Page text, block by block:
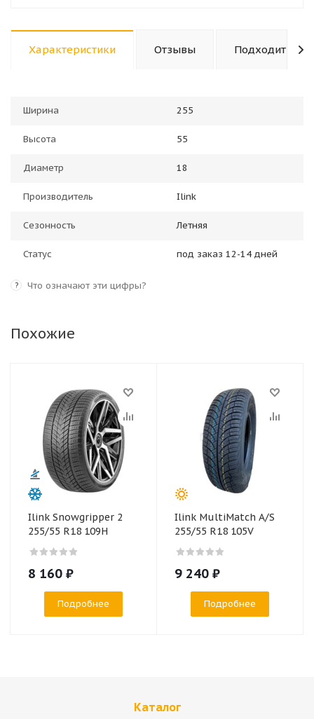
Характеристики Отзывы Подходит к
Ширина 255
Высота 55
Диаметр 18
Производитель Ilink
Сезонность Летняя
Статус под заказ 12-14 дней
? Что означают эти цифры?
Похожие
Ilink Snowgripper 2
255/55 R18 109H
8 160 ₽
Подробнее
Ilink MultiMatch A/S
255/55 R18 105V
9 240 ₽
Подробнее
Каталог